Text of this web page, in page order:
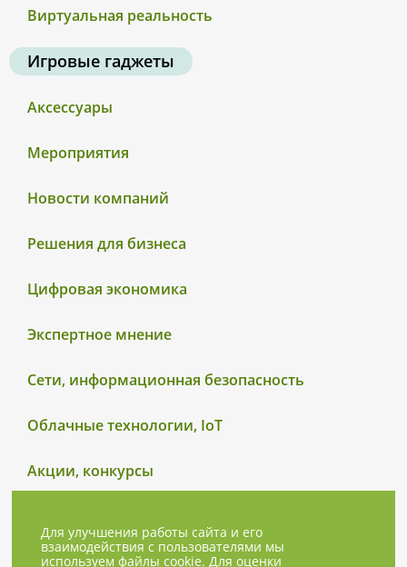
Виртуальная реальность
Игровые гаджеты
Аксессуары
Мероприятия
Новости компаний
Решения для бизнеса
Цифровая экономика
Экспертное мнение
Сети, информационная безопасность
Облачные технологии, IoT
Акции, конкурсы
Для улучшения работы сайта и его
взаимодействия с пользователями мы
используем файлы cookie. Для оценки